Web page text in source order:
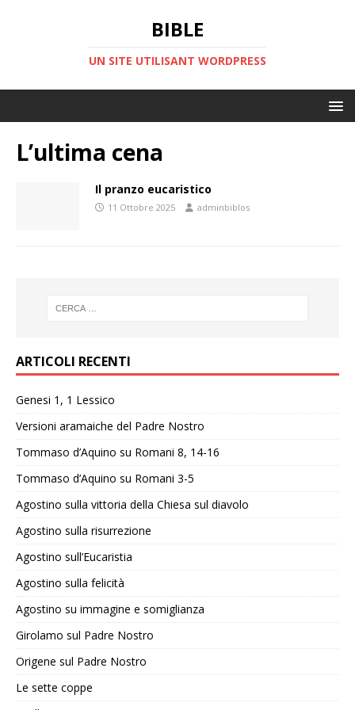
BIBLE
UN SITE UTILISANT WORDPRESS
L’ultima cena
Il pranzo eucaristico
11 Ottobre 2025 adminbiblos
ARTICOLI RECENTI
Genesi 1, 1 Lessico
Versioni aramaiche del Padre Nostro
Tommaso d’Aquino su Romani 8, 14-16
Tommaso d’Aquino su Romani 3-5
Agostino sulla vittoria della Chiesa sul diavolo
Agostino sulla risurrezione
Agostino sull’Eucaristia
Agostino sulla felicità
Agostino su immagine e somiglianza
Girolamo sul Padre Nostro
Origene sul Padre Nostro
Le sette coppe